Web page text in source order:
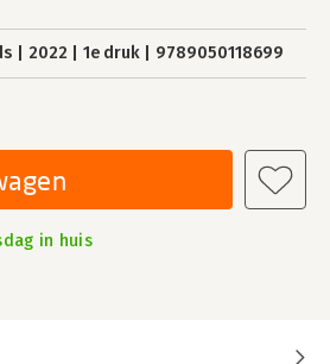
2022 1e druk 9789050118699
in huis